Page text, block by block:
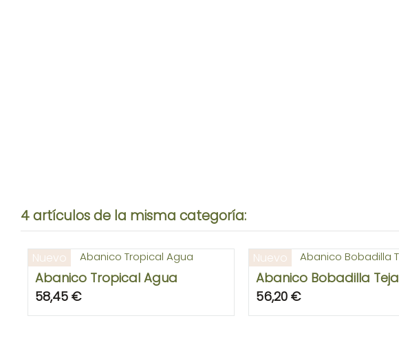
4 artículos de la misma categoría:
Nuevo
Abanico Tropical Agua
58,45 €
Nuevo
Abanico Bobadilla Teja
56,20 €